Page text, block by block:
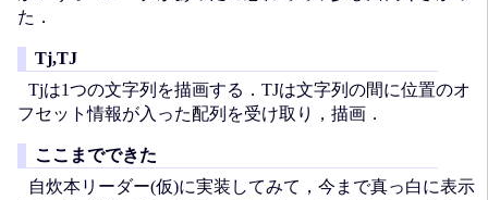
た．
Tj,TJ
Tjは1つの文字列を描画する．TJは文字列の間に位置のオ
フセット情報が入った配列を受け取り，描画．
ここまでできた
自炊本リーダー(仮)に実装してみて，今まで真っ白に表示